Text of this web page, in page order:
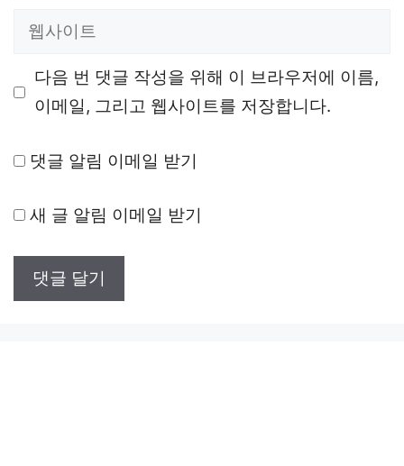
일
다음 번 댓글 작성을 위해 이 브라우저에 이름,
이메일, 그리고 웹사이트를 저장합니다.
댓글 알림 이메일 받기
새 글 알림 이메일 받기